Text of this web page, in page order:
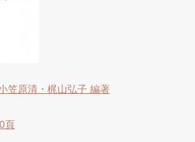
笠原清・梶山弘子 編著
頁